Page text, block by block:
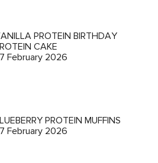
PROTEIN BIRTHDAY
CAKE
February 2026
PROTEIN MUFFINS
February 2026